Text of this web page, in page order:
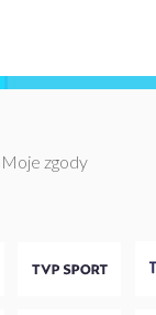
Moje zgody